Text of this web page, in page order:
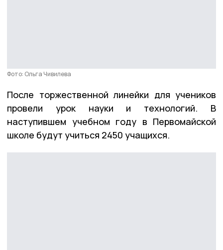
Фото: Ольга Чивилева
После торжественной линейки для учеников
провели урок науки и технологий. В
наступившем учебном году в Первомайской
школе будут учиться 2450 учащихся.